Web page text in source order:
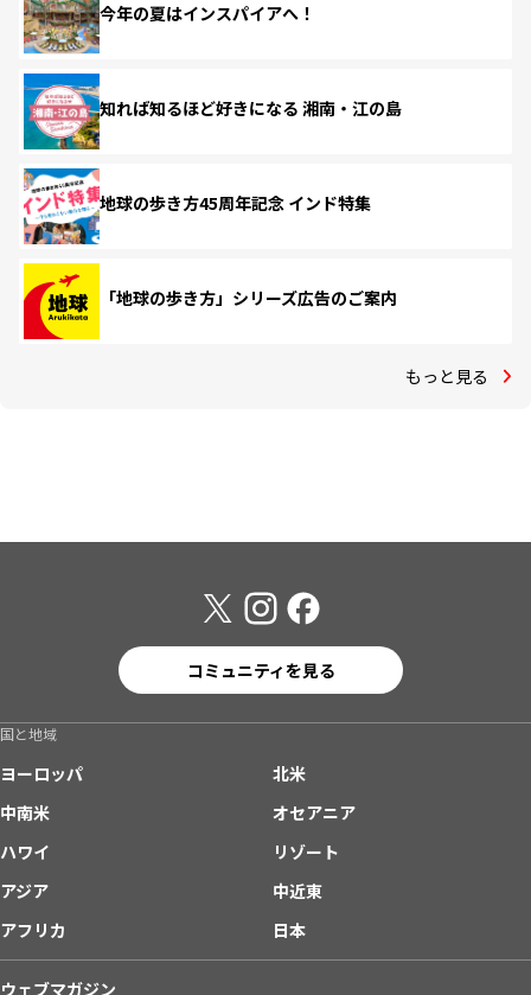
今年の夏はインスパイアへ！
知れば知るほど好きになる 湘南・江の島
地球の歩き方45周年記念 インド特集
「地球の歩き方」シリーズ広告のご案内
もっと見る
コミュニティを見る
国と地域
ヨーロッパ
北米
中南米
オセアニア
ハワイ
リゾート
アジア
中近東
アフリカ
日本
ウェブマガジン